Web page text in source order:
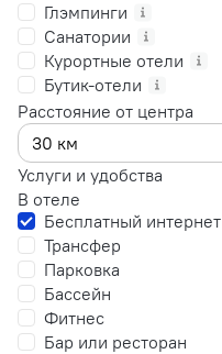
Глэмпинги
Санатории
Курортные отели
Бутик-отели
Расстояние от центра
Услуги и удобства
В отеле
Бесплатный интернет
Трансфер
Парковка
Бассейн
Фитнес
Бар или ресторан